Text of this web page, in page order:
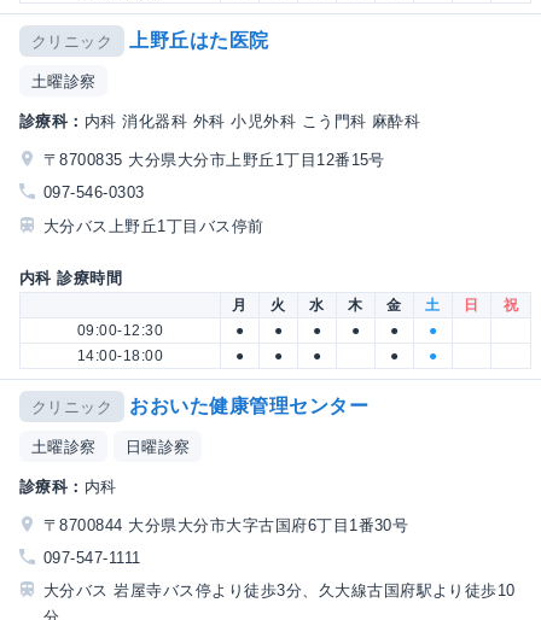
クリニック 上野丘はた医院
土曜診察
診療科： 内科 消化器科 外科 小児外科 こう門科 麻酔科
〒8700835 大分県大分市上野丘1丁目12番15号
097-546-0303
大分バス上野丘1丁目バス停前
内科 診療時間
月 火 水 木 金 土 日
祝
09:00-12:30
● ● ● ● ●
●
14:00-18:00
● ● ● ● ●
クリニック おおいた健康管理センター
土曜診察 日曜診察
診療科： 内科
〒8700844 大分県大分市大字古国府6丁目1番30号
097-547-1111
大分バス 岩屋寺バス停より徒歩3分、久大線古国府駅より徒歩10